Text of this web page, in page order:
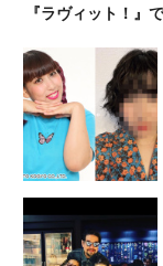
『ラヴィット！』